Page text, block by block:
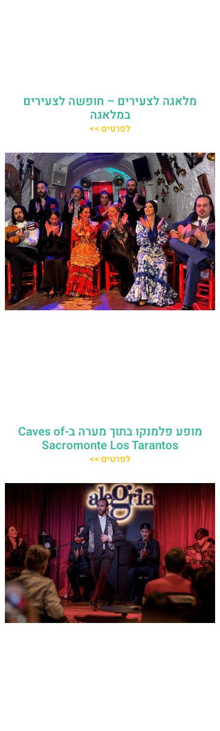
מלאגה לצעירים – חופשה לצעירים
במלאגה
לפרטים >>
מופע פלמנקו בתוך מערה ב-Caves of
Sacromonte Los Tarantos
לפרטים >>